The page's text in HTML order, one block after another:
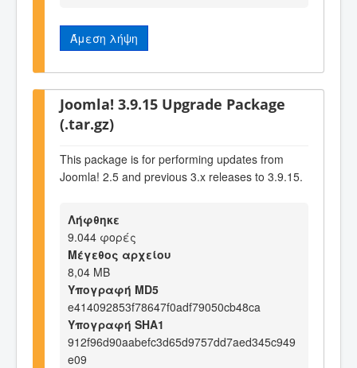
Άμεση λήψη
Joomla! 3.9.15 Upgrade Package
(.tar.gz)
This package is for performing updates from
Joomla! 2.5 and previous 3.x releases to 3.9.15.
Λήφθηκε
9.044 φορές
Μέγεθος αρχείου
8,04 MB
Υπογραφή MD5
e414092853f78647f0adf79050cb48ca
Υπογραφή SHA1
912f96d90aabefc3d65d9757dd7aed345c949
e09